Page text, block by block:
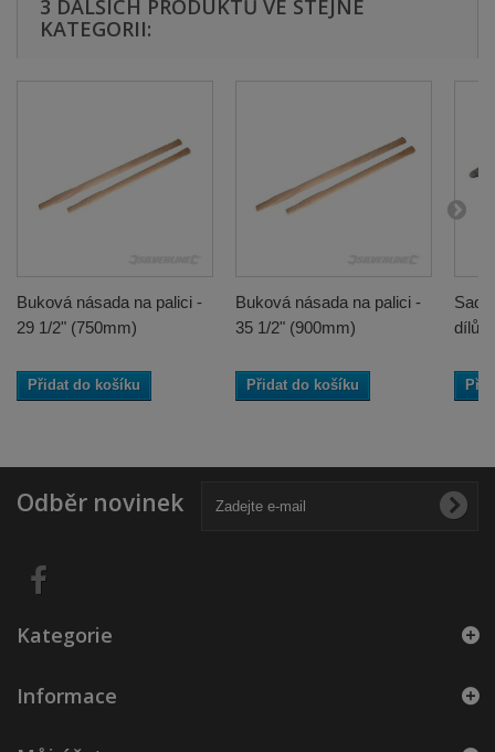
3 DALŠÍCH PRODUKTŮ VE STEJNÉ
KATEGORII:
Buková násada na palici -
29 1/2" (750mm)
Přidat do košíku
Buková násada na palici -
35 1/2" (900mm)
Přidat do košíku
dílů -
Odběr novinek
Kategorie
Informace